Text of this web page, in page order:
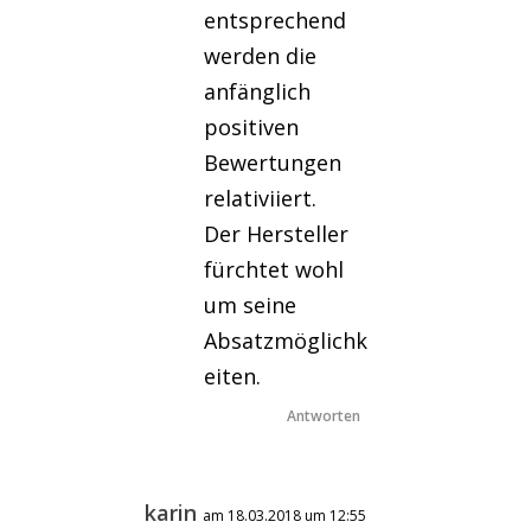
entsprechend
werden die
anfänglich
positiven
Bewertungen
relativiiert.
Der Hersteller
fürchtet wohl
um seine
Absatzmöglichk
eiten.
Antworten
karin am 18.03.2018 um 12:55